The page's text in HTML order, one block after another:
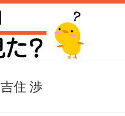
吉住 渉